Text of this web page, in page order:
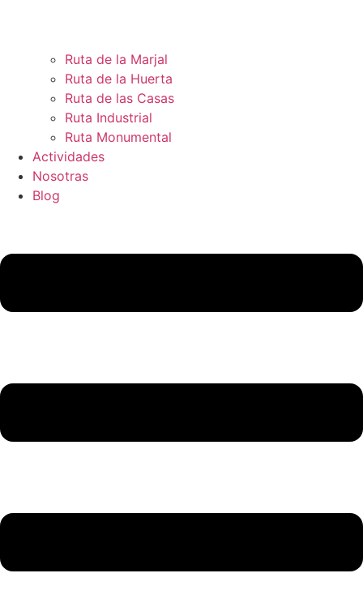
Ruta de la Marjal
Ruta de la Huerta
Ruta de las Casas
Ruta Industrial
Ruta Monumental
Actividades
Nosotras
Blog